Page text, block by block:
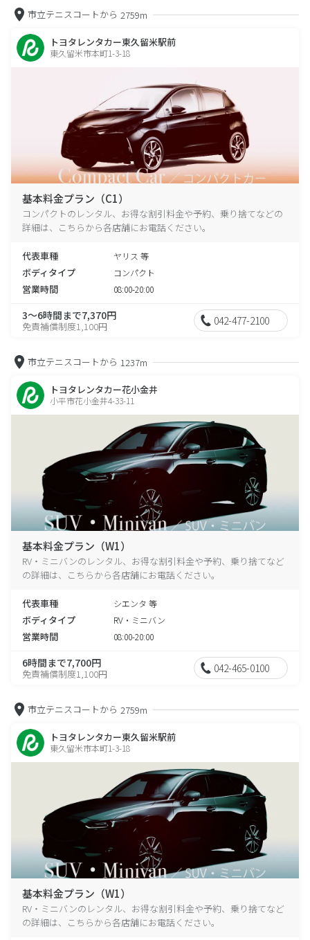
市立テニスコートから 2759m
トヨタレンタカー東久留米駅前
東久留米市本町1-3-18
基本料金プラン（C1）
コンパクトのレンタル、お得な割引料金や予約、乗り捨てなどの
詳細は、こちらから各店舗にお電話ください。
代表車種 ヤリス 等
ボディタイプ コンパクト
営業時間 08:00-20:00
3～6時間まで7,370円
免責補償制度1,100円 042-477-2100
市立テニスコートから 1237m
トヨタレンタカー花小金井
小平市花小金井4-33-11
基本料金プラン（W1）
RV・ミニバンのレンタル、お得な割引料金や予約、乗り捨てなど
の詳細は、こちらから各店舗にお電話ください。
代表車種 シエンタ 等
ボディタイプ RV・ミニバン
営業時間 08:00-20:00
6時間まで7,700円
免責補償制度1,100円 042-465-0100
市立テニスコートから 2759m
トヨタレンタカー東久留米駅前
東久留米市本町1-3-18
基本料金プラン（W1）
RV・ミニバンのレンタル、お得な割引料金や予約、乗り捨てなど
の詳細は、こちらから各店舗にお電話ください。